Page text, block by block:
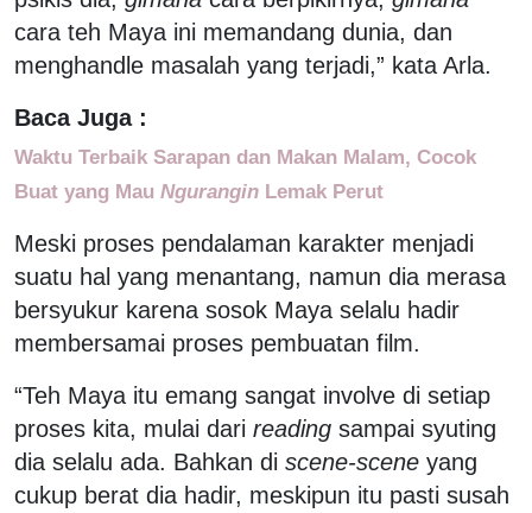
cara teh Maya ini memandang dunia, dan
menghandle masalah yang terjadi,” kata Arla.
Baca Juga :
Waktu Terbaik Sarapan dan Makan Malam, Cocok
Buat yang Mau Ngurangin Lemak Perut
Meski proses pendalaman karakter menjadi
suatu hal yang menantang, namun dia merasa
bersyukur karena sosok Maya selalu hadir
membersamai proses pembuatan film.
“Teh Maya itu emang sangat involve di setiap
proses kita, mulai dari reading sampai syuting
dia selalu ada. Bahkan di scene-scene yang
cukup berat dia hadir, meskipun itu pasti susah